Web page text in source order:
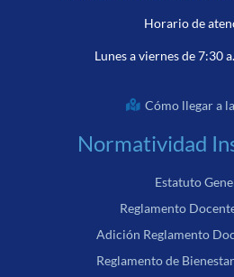
Horario de
Lunes a viernes de 7:30
Cómo llegar a
Normatividad
Estatuto
Reglamento
Adición Reglamento
Reglamento de